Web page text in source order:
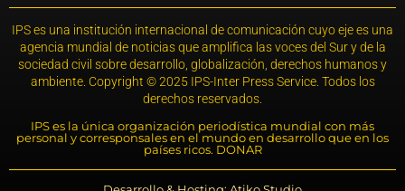
IPS es una institución internacional de comunicación cuyo eje es una
agencia mundial de noticias que amplifica las voces del Sur y de la
sociedad civil sobre desarrollo, globalización, derechos humanos y
ambiente. Copyright © 2025 IPS-Inter Press Service. Todos los
derechos reservados.
IPS es la única organización periodística mundial con más
personal y corresponsales en el mundo en desarrollo que en los
países ricos. DONAR